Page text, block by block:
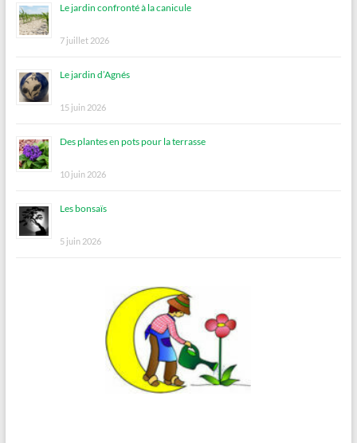
Le jardin confronté à la canicule
7 juillet 2026
Le jardin d’Agnés
15 juin 2026
Des plantes en pots pour la terrasse
10 juin 2026
Les bonsaïs
5 juin 2026